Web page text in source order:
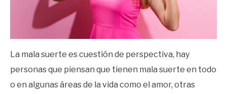
La mala suerte es cuestión de perspectiva, hay
personas que piensan que tienen mala suerte en todo
o en algunas áreas de la vida como el amor, otras